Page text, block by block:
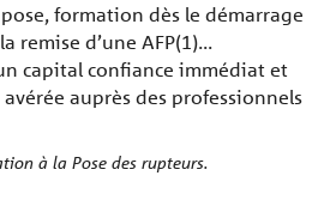
formation dès le démarrage
remise d’une AFP(1)...
capital confiance immédiat et
auprès des professionnels
à la Pose des rupteurs.